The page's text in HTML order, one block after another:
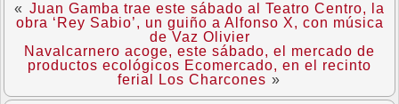
« Juan Gamba trae este sábado al Teatro Centro, la
obra ‘Rey Sabio’, un guiño a Alfonso X, con música
de Vaz Olivier
Navalcarnero acoge, este sábado, el mercado de
productos ecológicos Ecomercado, en el recinto
ferial Los Charcones »